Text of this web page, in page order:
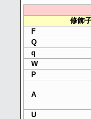
修飾
F
Q
q
W
P
A
U